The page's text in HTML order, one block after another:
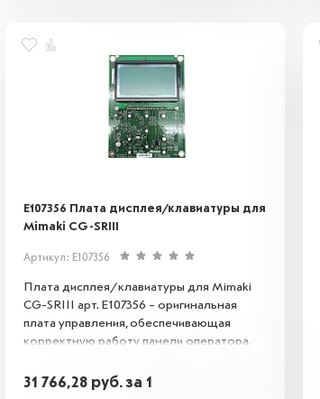
E107356 Плата дисплея/клавиатуры для
Mimaki CG-SRIII
Артикул: E107356
Плата дисплея/клавиатуры для Mimaki
CG-SRIII арт. E107356 – оригинальная
плата управления, обеспечивающая
корректную работу панели оператора.
кнопок и дисплея, гарантируя удобное
31 766,28 руб.за 1